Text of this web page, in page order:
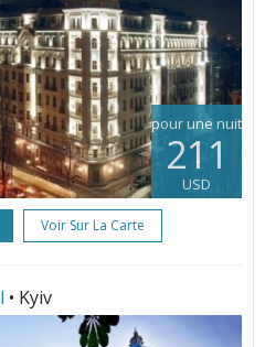
pour une nuit
211
USD
Voir Sur La Carte
• Kyiv